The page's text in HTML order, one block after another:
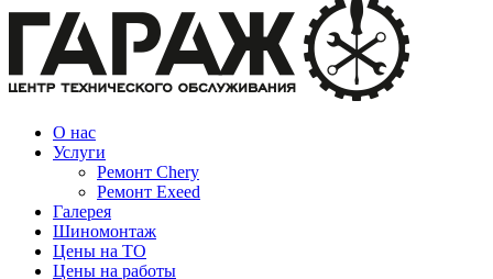
О нас
Услуги
Ремонт Chery
Ремонт Exeed
Галерея
Шиномонтаж
Цены на ТО
Цены на работы